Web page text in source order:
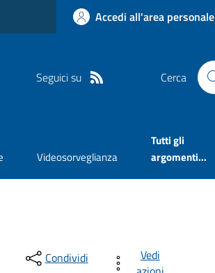
Accedi all'area personale
Seguici su Cerca
Videosorveglianza
Tutti gli
argomenti...
Condividi
Vedi